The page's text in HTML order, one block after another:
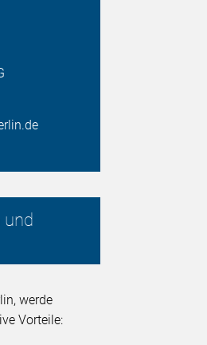
und
werde
Vorteile: